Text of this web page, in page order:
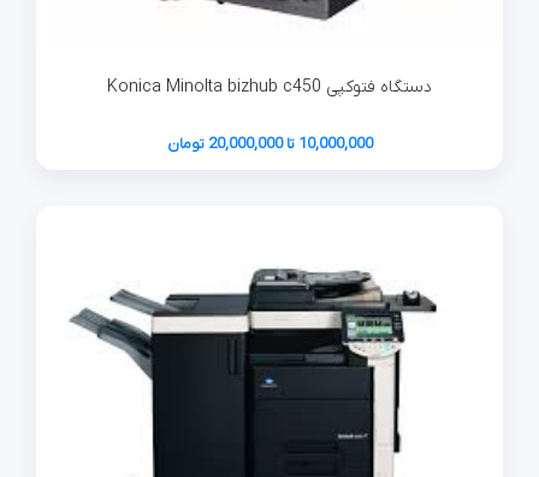
دستگاه فتوکپی Konica Minolta bizhub c450
10,000,000 تا 20,000,000 تومان